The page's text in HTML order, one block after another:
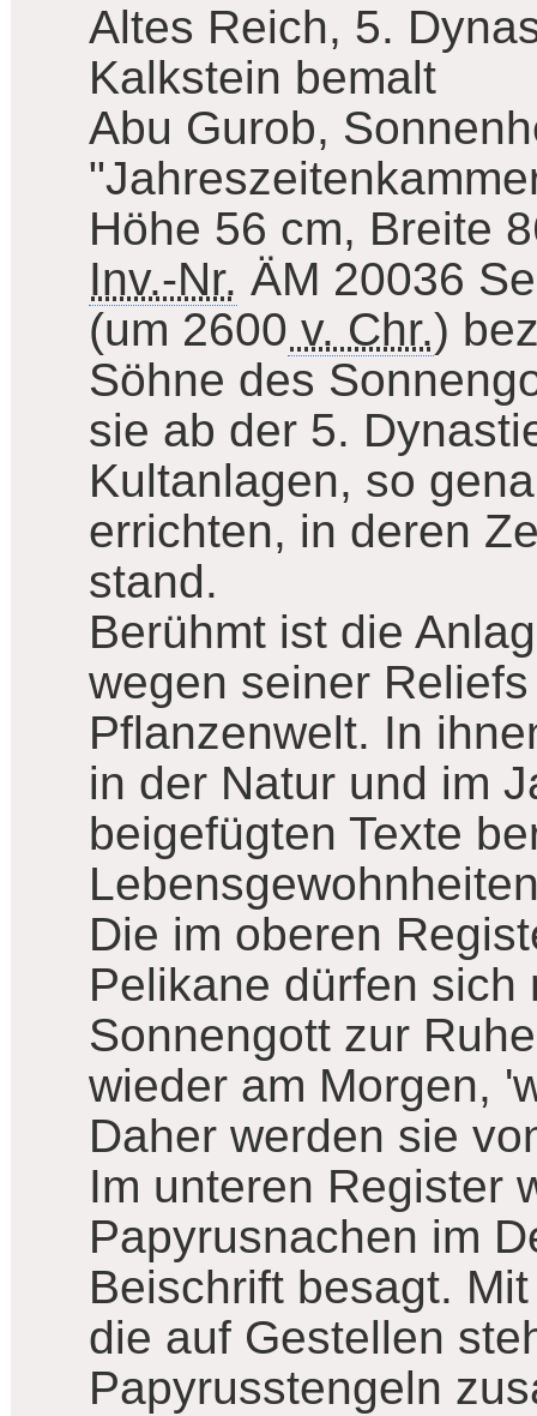
Altes Reich, 5.
Kalkstein bemalt
Abu Gurob,
Höhe 56 cm, Breite
Inv.-Nr. ÄM 20036
(um 2600 v. Chr.)
Söhne des
sie ab der 5.
Kultanlagen, so
errichten, in deren
stand.
Berühmt ist die
wegen seiner
Pflanzenwelt. In
in der Natur und im
beigefügten Texte
Die im oberen
Pelikane dürfen
Sonnengott zur
wieder am Morgen,
Daher werden sie
Im unteren Register
Papyrusnachen im
Beischrift besagt.
die auf Gestellen
Papyrusstengeln